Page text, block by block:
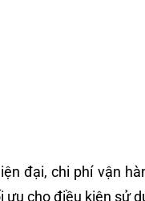
đại, chi phí vận
ưu cho điều kiện sử